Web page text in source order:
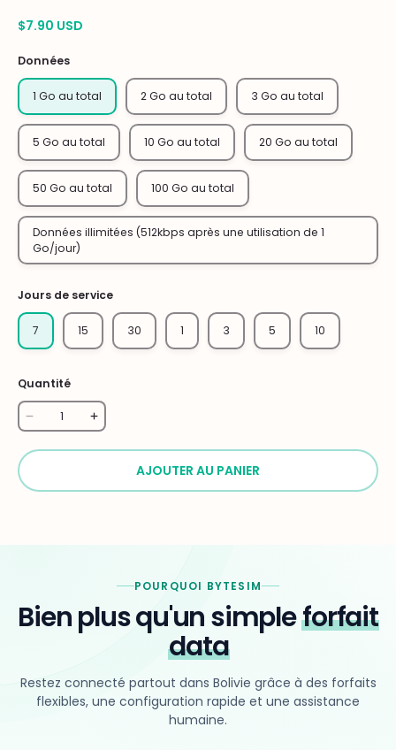
$7.90 USD
Données
1 Go au total 2 Go au total 3 Go au total
5 Go au total 10 Go au total 20 Go au total
50 Go au total 100 Go au total
Données illimitées (512kbps après une utilisation de 1
Go/jour)
Jours de service
7 15 30 1 3 5 10
Quantité
AJOUTER AU PANIER
POURQUOI BYTESIM
Bien plus qu'un simpleforfait
data
Restez connecté partout dans Bolivie grâce à des forfaits
flexibles, une configuration rapide et une assistance
humaine.